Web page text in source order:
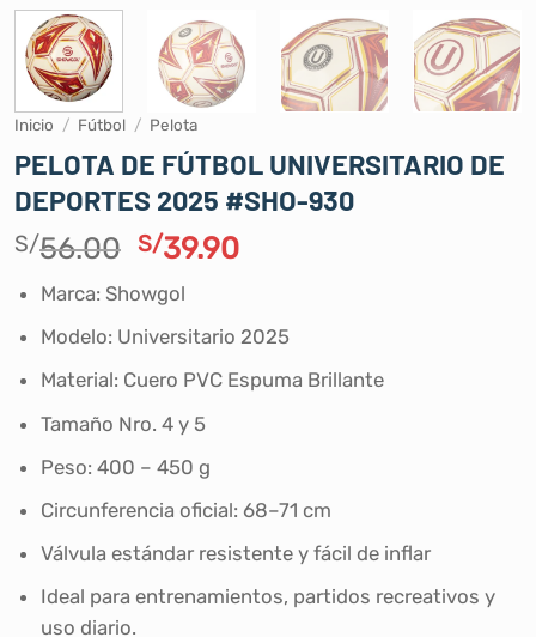
Inicio / Fútbol / Pelota
PELOTA DE FÚTBOL UNIVERSITARIO DE
DEPORTES 2025 #SHO-930
S/56.00 El
original
era:
S/56.00.
S/39.90El
es:
S/39.90.
Marca: Showgol
Modelo: Universitario 2025
Material: Cuero PVC Espuma Brillante
Tamaño Nro. 4 y 5
Peso: 400 – 450 g
Circunferencia oficial: 68–71 cm
Válvula estándar resistente y fácil de inflar
Ideal para entrenamientos, partidos recreativos y
uso diario.